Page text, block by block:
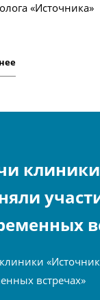
«Источника»
встречах»